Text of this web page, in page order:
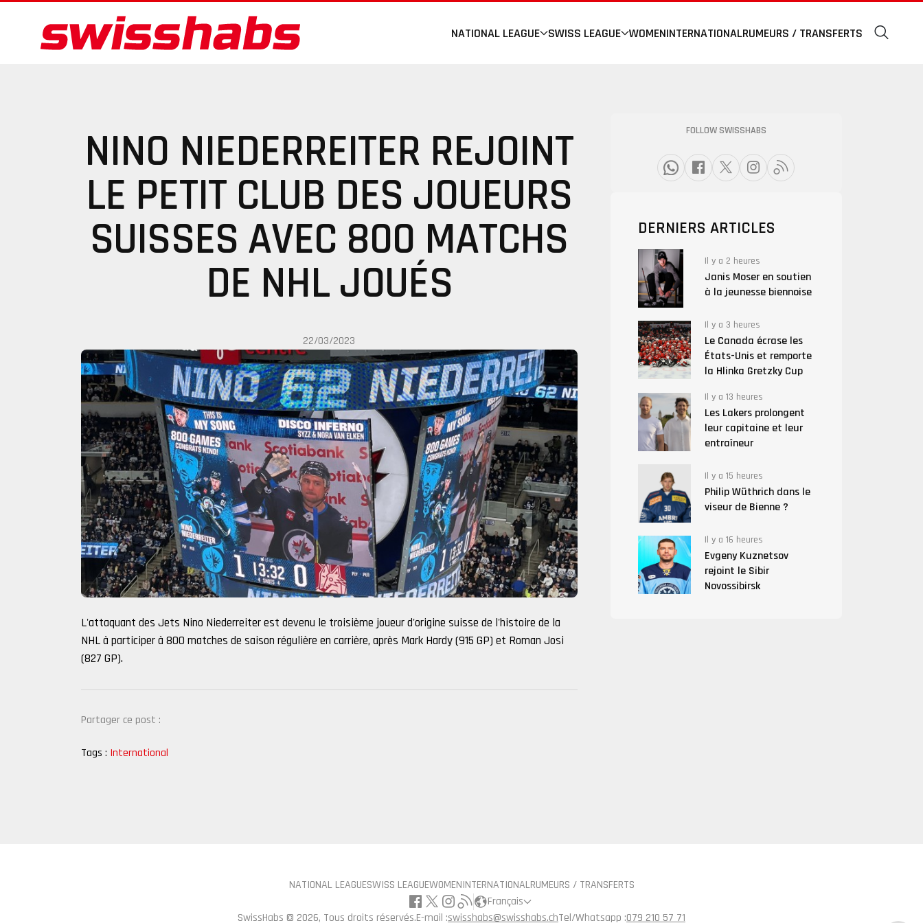
NATIONAL LEAGUE SWISS LEAGUE WOMENINTERNATIONALRUMEURS / TRANSFERTS
NINO NIEDERREITER REJOINT
LE PETIT CLUB DES JOUEURS
SUISSES AVEC 800 MATCHS
DE NHL JOUÉS
22/03/2023
L'attaquant des Jets Nino Niederreiter est devenu le troisième joueur d'origine suisse de l'histoire de la
NHL à participer à 800 matches de saison régulière en carrière, après Mark Hardy (915 GP) et Roman Josi
(827 GP).
Partager ce post :
Tags : International
FOLLOW SWISSHABS
DERNIERS ARTICLES
Il y a 2 heures
Janis Moser en soutien
à la jeunesse biennoise
Il y a 3 heures
Le Canada écrase les
États-Unis et remporte
la Hlinka Gretzky Cup
Il y a 13 heures
Les Lakers prolongent
leur capitaine et leur
entraîneur
Il y a 15 heures
Philip Wüthrich dans le
viseur de Bienne ?
Il y a 16 heures
Evgeny Kuznetsov
rejoint le Sibir
Novossibirsk
NATIONAL LEAGUESWISS LEAGUEWOMENINTERNATIONALRUMEURS / TRANSFERTS
Français
SwissHabs © 2026, Tous droits réservés.E-mail :swisshabs@swisshabs.chTel/Whatsapp :079 210 57 71